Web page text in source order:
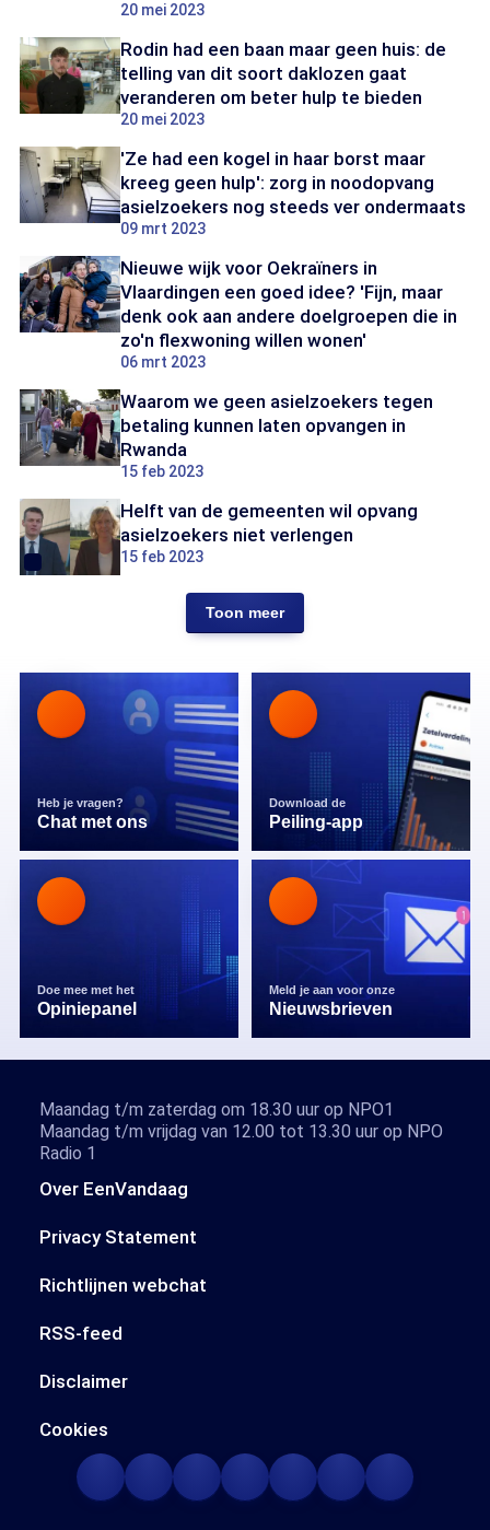
20 mei 2023
Rodin had een baan maar geen huis: de
telling van dit soort daklozen gaat
veranderen om beter hulp te bieden
20 mei 2023
'Ze had een kogel in haar borst maar
kreeg geen hulp': zorg in noodopvang
asielzoekers nog steeds ver ondermaats
09 mrt 2023
Nieuwe wijk voor Oekraïners in
Vlaardingen een goed idee? 'Fijn, maar
denk ook aan andere doelgroepen die in
zo'n flexwoning willen wonen'
06 mrt 2023
Waarom we geen asielzoekers tegen
betaling kunnen laten opvangen in
Rwanda
15 feb 2023
Helft van de gemeenten wil opvang
asielzoekers niet verlengen
15 feb 2023
Toon meer
Heb je vragen?
Chat met ons
Download de
Peiling-app
Doe mee met het
Opiniepanel
Meld je aan voor onze
Nieuwsbrieven
Over EenVandaag
Privacy Statement
Richtlijnen webchat
RSS-feed
Disclaimer
Cookies
Maandag t/m zaterdag om 18.30 uur op NPO1
Maandag t/m vrijdag van 12.00 tot 13.30 uur op NPO
Radio 1